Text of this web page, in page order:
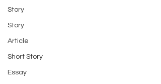
Story
Story
Article
Short Story
Essay